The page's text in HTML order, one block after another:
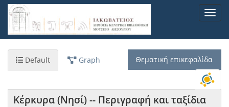
Παράκαμψη
προς
κυρίως
Default Graph Θεματική επικεφαλίδα
Κέρκυρα (Νησί) -- Περιγραφή και ταξίδια